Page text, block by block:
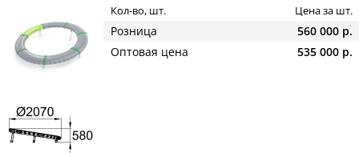
Кол-во, шт. Цена за шт.
Розница
560 000 р.
Оптовая цена
535 000 р.